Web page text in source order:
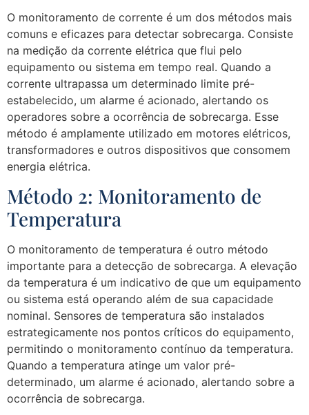
O monitoramento de corrente é um dos métodos mais
comuns e eficazes para detectar sobrecarga. Consiste
na medição da corrente elétrica que flui pelo
equipamento ou sistema em tempo real. Quando a
corrente ultrapassa um determinado limite pré-
estabelecido, um alarme é acionado, alertando os
operadores sobre a ocorrência de sobrecarga. Esse
método é amplamente utilizado em motores elétricos,
transformadores e outros dispositivos que consomem
energia elétrica.
Método 2: Monitoramento de
Temperatura
O monitoramento de temperatura é outro método
importante para a detecção de sobrecarga. A elevação
da temperatura é um indicativo de que um equipamento
ou sistema está operando além de sua capacidade
nominal. Sensores de temperatura são instalados
estrategicamente nos pontos críticos do equipamento,
permitindo o monitoramento contínuo da temperatura.
Quando a temperatura atinge um valor pré-
determinado, um alarme é acionado, alertando sobre a
ocorrência de sobrecarga.